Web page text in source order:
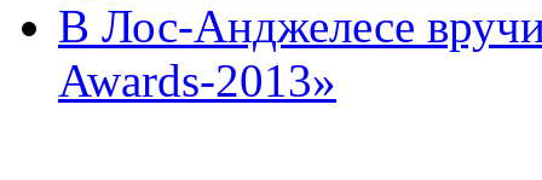
В Лос-Анджелесе
Awards-2013»